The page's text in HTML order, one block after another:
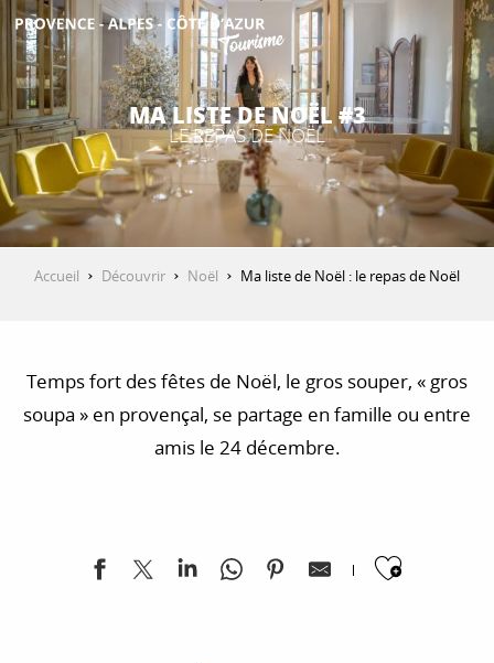
Aller
au
contenu
principal
DÉCOUVRIR
QUE FAIRE ?
SÉJOURNER
MA LISTE DE NOËL #3
LE REPAS DE NOËL
Accueil Découvrir Noël Ma liste de Noël : le repas de Noël
Temps fort des fêtes de Noël, le gros souper, « gros
soupa » en provençal, se partage en famille ou entre
amis le 24 décembre.